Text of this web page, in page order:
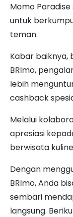
Momo
untuk
teman.
Kabar baiknya,
BRImo,
lebih
cashback
Melalui
apresiasi
berwisata
Dengan
BRImo, Anda
sembari
langsung.